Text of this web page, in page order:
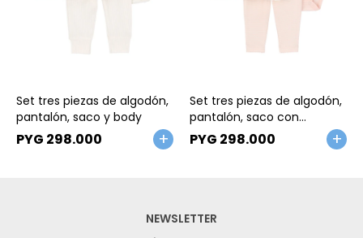
Set tres piezas de algodón,
pantalón, saco y body
PYG 298.000
Set tres piezas de algodón,
pantalón, saco con
capucha y body
PYG 298.000
NEWSLETTER